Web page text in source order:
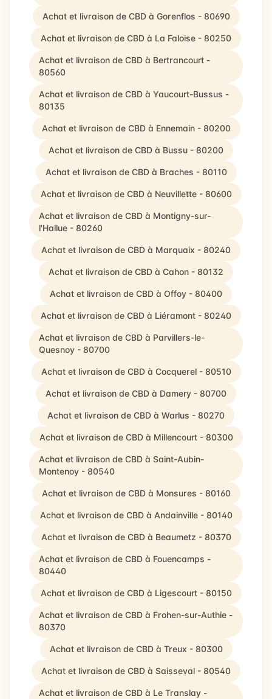
Achat et livraison de CBD à Gorenflos - 80690
Achat et livraison de CBD à La Faloise - 80250
Achat et livraison de CBD à Bertrancourt -
80560
Achat et livraison de CBD à Yaucourt-Bussus -
80135
Achat et livraison de CBD à Ennemain - 80200
Achat et livraison de CBD à Bussu - 80200
Achat et livraison de CBD à Braches - 80110
Achat et livraison de CBD à Neuvillette - 80600
Achat et livraison de CBD à Montigny-sur-
l'Hallue - 80260
Achat et livraison de CBD à Marquaix - 80240
Achat et livraison de CBD à Cahon - 80132
Achat et livraison de CBD à Offoy - 80400
Achat et livraison de CBD à Liéramont - 80240
Achat et livraison de CBD à Parvillers-le-
Quesnoy - 80700
Achat et livraison de CBD à Cocquerel - 80510
Achat et livraison de CBD à Damery - 80700
Achat et livraison de CBD à Warlus - 80270
Achat et livraison de CBD à Millencourt - 80300
Achat et livraison de CBD à Saint-Aubin-
Montenoy - 80540
Achat et livraison de CBD à Monsures - 80160
Achat et livraison de CBD à Andainville - 80140
Achat et livraison de CBD à Beaumetz - 80370
Achat et livraison de CBD à Fouencamps -
80440
Achat et livraison de CBD à Ligescourt - 80150
Achat et livraison de CBD à Frohen-sur-Authie -
80370
Achat et livraison de CBD à Treux - 80300
Achat et livraison de CBD à Saisseval - 80540
Achat et livraison de CBD à Le Translay -